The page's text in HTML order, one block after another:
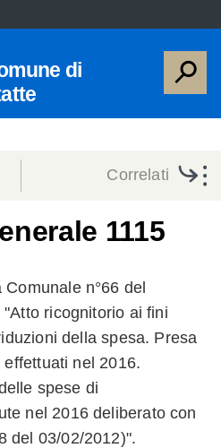
di
su
su
su
Correlati
1115
n°66 del
ricognitorio ai fini
della spesa. Presa
effettuati nel 2016.
spese di
nel 2016 deliberato con
del 03/02/2012)".